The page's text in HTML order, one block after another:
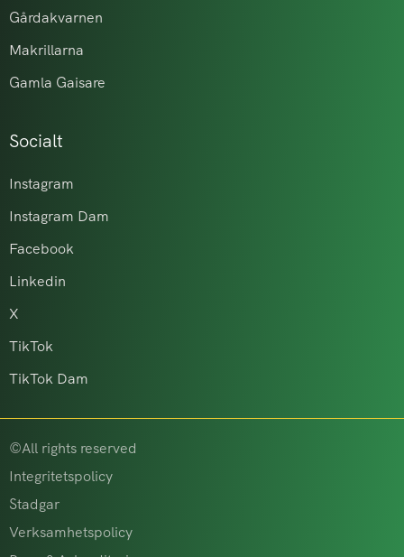
Gårdakvarnen
Makrillarna
Gamla Gaisare
Socialt
Instagram
Instagram Dam
Facebook
Linkedin
X
TikTok
TikTok Dam
©All rights reserved
Integritetspolicy
Stadgar
Verksamhetspolicy